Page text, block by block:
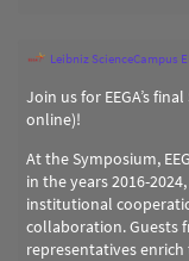
Leibniz ScienceCampus
Join us for EEGA’s
online)!
At the Symposium,
in the years 2016-
institutional
collaboration. Guests
representatives